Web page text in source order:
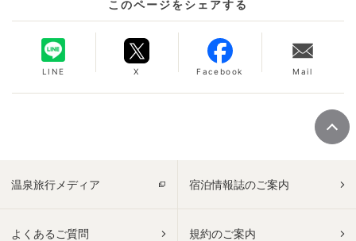
このページをシェアする
LINE X Facebook Mail
温泉旅行メディア 宿泊情報誌のご案内
よくあるご質問 規約のご案内